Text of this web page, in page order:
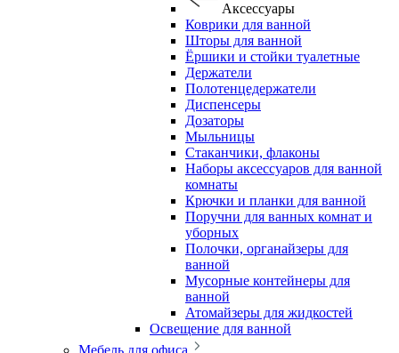
Аксессуары
Коврики для ванной
Шторы для ванной
Ёршики и стойки туалетные
Держатели
Полотенцедержатели
Диспенсеры
Дозаторы
Мыльницы
Стаканчики, флаконы
Наборы аксессуаров для ванной
комнаты
Крючки и планки для ванной
Поручни для ванных комнат и
уборных
Полочки, органайзеры для
ванной
Мусорные контейнеры для
ванной
Атомайзеры для жидкостей
Освещение для ванной
Мебель для офиса